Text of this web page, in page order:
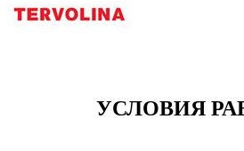
УСЛОВИЯ